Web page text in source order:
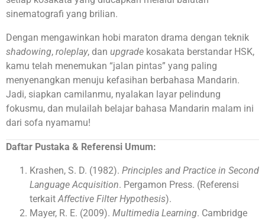
sinematografi yang brilian.
Dengan mengawinkan hobi maraton drama dengan teknik
shadowing, roleplay, dan upgrade kosakata berstandar HSK,
kamu telah menemukan “jalan pintas” yang paling
menyenangkan menuju kefasihan berbahasa Mandarin.
Jadi, siapkan camilanmu, nyalakan layar pelindung
fokusmu, dan mulailah belajar bahasa Mandarin malam ini
dari sofa nyamamu!
Daftar Pustaka & Referensi Umum:
Krashen, S. D. (1982). Principles and Practice in Second
Language Acquisition. Pergamon Press. (Referensi
terkaitAffective Filter Hypothesis).
Mayer, R. E. (2009). Multimedia Learning. Cambridge